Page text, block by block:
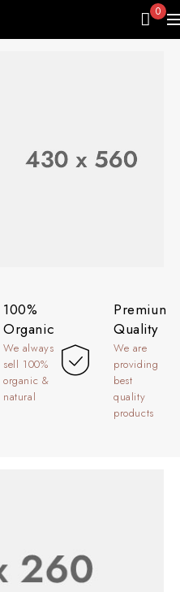
0
The Best
Organic
Product
Online
100%
Organic
We always
sell 100%
organic &
natural
Premiun
Quality
We are
providing
best
quality
products